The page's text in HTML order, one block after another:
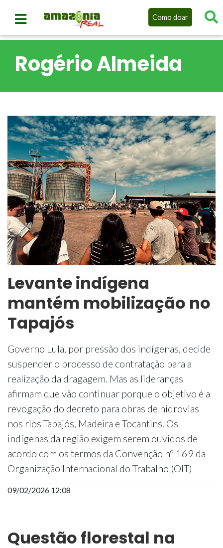
Como doar
Rogério Almeida
Levante indígena
mantém mobilização no
Tapajós
Governo Lula, por pressão dos indígenas, decide
suspender o processo de contratação para a
realização da dragagem. Mas as lideranças
afirmam que vão continuar porque o objetivo é a
revogação do decreto para obras de hidrovias
nos rios Tapajós, Madeira e Tocantins. Os
indígenas da região exigem serem ouvidos de
acordo com os termos da Convenção nº 169 da
Organização Internacional do Trabalho (OIT)
09/02/2026 12:08
Questão florestal na